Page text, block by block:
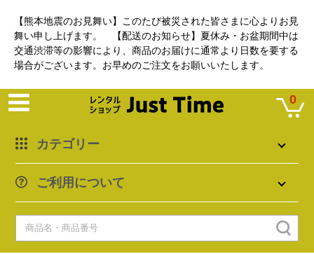
【熊本地震のお見舞い】このたび被災された皆さまに心よりお見
舞い申し上げます。 【配送のお知らせ】夏休み・お盆期間中は
交通渋滞等の影響により、商品のお届けに通常より日数を要する
場合がございます。お早めのご注文をお願いいたします。
カテゴリー
ご利用について
0